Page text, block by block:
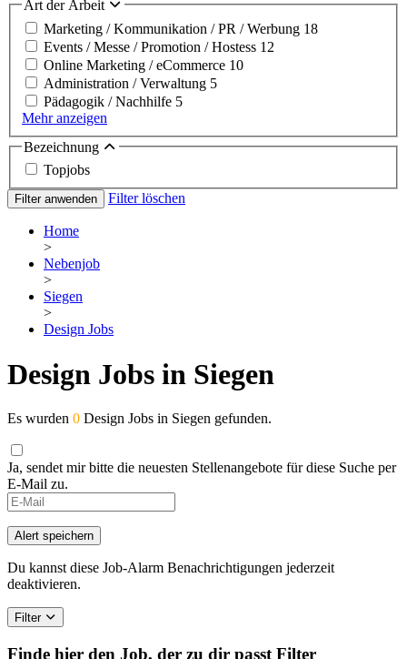
Art der Arbeit
Marketing / Kommunikation / PR / Werbung 18
Events / Messe / Promotion / Hostess 12
Online Marketing / eCommerce 10
Administration / Verwaltung 5
Pädagogik / Nachhilfe 5
Mehr anzeigen
Bezeichnung
Topjobs
Filter anwenden Filter löschen
Home
>
Nebenjob
>
Siegen
>
Design Jobs
Design Jobs in Siegen
Es wurden 0 Design Jobs in Siegen gefunden.
Ja, sendet mir bitte die neuesten Stellenangebote für diese Suche per
E-Mail zu.
Alert speichern
Du kannst diese Job-Alarm Benachrichtigungen jederzeit
deaktivieren.
Filter
Finde hier den Job, der zu dir passt Filter